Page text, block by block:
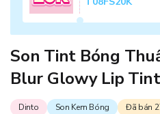
Son Tint Bóng
Blur Glowy Lip Tint
Dinto Son Kem Bóng Đã bán